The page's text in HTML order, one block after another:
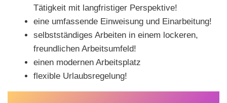
Tätigkeit mit langfristiger Perspektive!
eine umfassende Einweisung und Einarbeitung!
selbstständiges Arbeiten in einem lockeren,
freundlichen Arbeitsumfeld!
einen modernen Arbeitsplatz
flexible Urlaubsregelung!